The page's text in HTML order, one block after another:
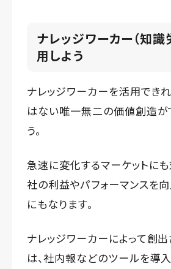
ナレッジワーカー（知識
用しよう
ナレッジワーカーを活用でき
はない唯一無二の価値創造が
う。
急速に変化するマーケットにも
社の利益やパフォーマンスを
にもなります。
ナレッジワーカーによって創
は、社内報などのツールを導